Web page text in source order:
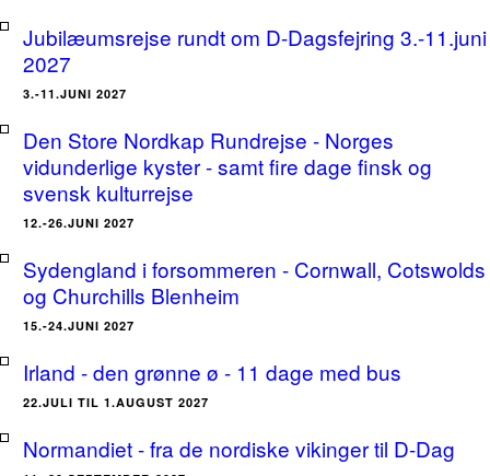
Jubilæumsrejse rundt om D-Dagsfejring 3.-11.juni
2027
3.-11.JUNI 2027
Den Store Nordkap Rundrejse - Norges
vidunderlige kyster - samt fire dage finsk og
svensk kulturrejse
12.-26.JUNI 2027
Sydengland i forsommeren - Cornwall, Cotswolds
og Churchills Blenheim
15.-24.JUNI 2027
Irland - den grønne ø - 11 dage med bus
22.JULI TIL 1.AUGUST 2027
Normandiet - fra de nordiske vikinger til D-Dag